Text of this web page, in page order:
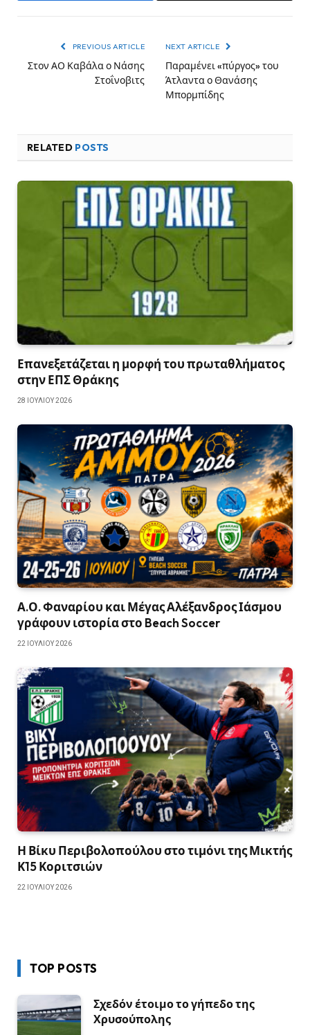
PREVIOUS ARTICLE
Στον ΑΟ Καβάλα ο Νάσης
Στοΐνοβιτς
NEXT ARTICLE
Παραμένει «πύργος» του
Άτλαντα ο Θανάσης
Μπορμπίδης
RELATED POSTS
Επανεξετάζεται η μορφή του πρωταθλήματος
στην ΕΠΣ Θράκης
28 ΙΟΥΛΊΟΥ 2026
Α.Ο. Φαναρίου και Μέγας Αλέξανδρος Ιάσμου
γράφουν ιστορία στο Beach Soccer
22 ΙΟΥΛΊΟΥ 2026
Η Βίκυ Περιβολοπούλου στο τιμόνι της Μικτής
Κ15 Κοριτσιών
22 ΙΟΥΛΊΟΥ 2026
TOP POSTS
Σχεδόν έτοιμο το γήπεδο της
Χρυσούπολης